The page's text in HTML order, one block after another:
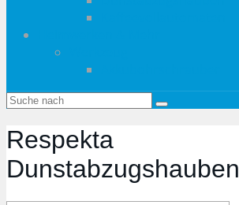
Respekta
Dunstabzugshauben